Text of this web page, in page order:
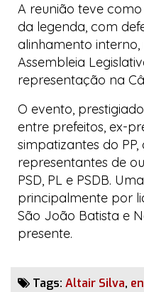
A reunião teve
da legenda, com
alinhamento
Assembleia
representação na
O evento,
entre prefeitos, ex-
simpatizantes do
representantes de
PSD, PL e PSDB.
principalmente por
São João Batista e
presente.
Tags: Altair Silva,